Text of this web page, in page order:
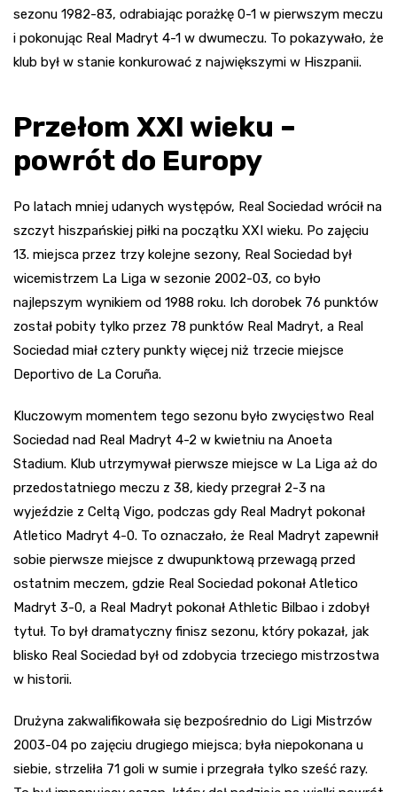
sezonu 1982-83, odrabiając porażkę 0-1 w pierwszym meczu
i pokonując Real Madryt 4-1 w dwumeczu. To pokazywało, że
klub był w stanie konkurować z największymi w Hiszpanii.
Przełom XXI wieku –
powrót do Europy
Po latach mniej udanych występów, Real Sociedad wrócił na
szczyt hiszpańskiej piłki na początku XXI wieku. Po zajęciu
13. miejsca przez trzy kolejne sezony, Real Sociedad był
wicemistrzem La Liga w sezonie 2002-03, co było
najlepszym wynikiem od 1988 roku. Ich dorobek 76 punktów
został pobity tylko przez 78 punktów Real Madryt, a Real
Sociedad miał cztery punkty więcej niż trzecie miejsce
Deportivo de La Coruña.
Kluczowym momentem tego sezonu było zwycięstwo Real
Sociedad nad Real Madryt 4-2 w kwietniu na Anoeta
Stadium. Klub utrzymywał pierwsze miejsce w La Liga aż do
przedostatniego meczu z 38, kiedy przegrał 2-3 na
wyjeździe z Celtą Vigo, podczas gdy Real Madryt pokonał
Atletico Madryt 4-0. To oznaczało, że Real Madryt zapewnił
sobie pierwsze miejsce z dwupunktową przewagą przed
ostatnim meczem, gdzie Real Sociedad pokonał Atletico
Madryt 3-0, a Real Madryt pokonał Athletic Bilbao i zdobył
tytuł. To był dramatyczny finisz sezonu, który pokazał, jak
blisko Real Sociedad był od zdobycia trzeciego mistrzostwa
w historii.
Drużyna zakwalifikowała się bezpośrednio do Ligi Mistrzów
2003-04 po zajęciu drugiego miejsca; była niepokonana u
siebie, strzeliła 71 goli w sumie i przegrała tylko sześć razy.